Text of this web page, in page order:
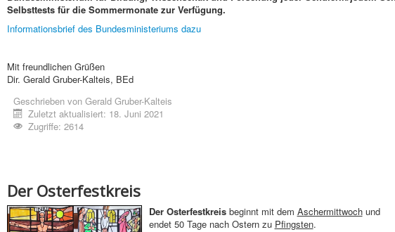
Selbsttests für die Sommermonate zur Verfügung.
Informationsbrief des Bundesministeriums dazu
Mit freundlichen Grüßen
Dir. Gerald Gruber-Kalteis, BEd
Geschrieben von Gerald Gruber-Kalteis
Zuletzt aktualisiert: 18. Juni 2021
Zugriffe: 2614
Der Osterfestkreis
Der Osterfestkreisbeginnt mit dem Aschermittwochund
endet 50 Tage nach Ostern zu Pfingsten.